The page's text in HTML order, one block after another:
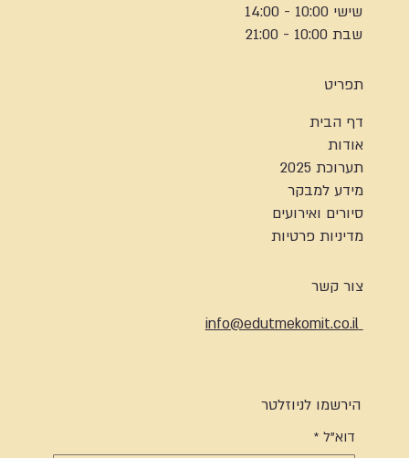
שישי 10:00 - 14:00
שבת 10:00 - 21:00
תפריט
דף הבית
אודות
תערוכת 2025
מידע למבקר
סיורים ואירועים
מדיניות פרטיות
צור קשר
info@edutmekomit.co.il
הירשמו לניוזלטר
דוא"ל *